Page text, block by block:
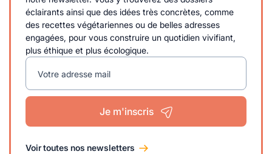
éclairants ainsi que des idées très concrètes, comme
des recettes végétariennes ou de belles adresses
engagées, pour vous construire un quotidien vivifiant,
plus éthique et plus écologique.
Votre adresse mail
Je m'inscris
Voir toutes nos newsletters